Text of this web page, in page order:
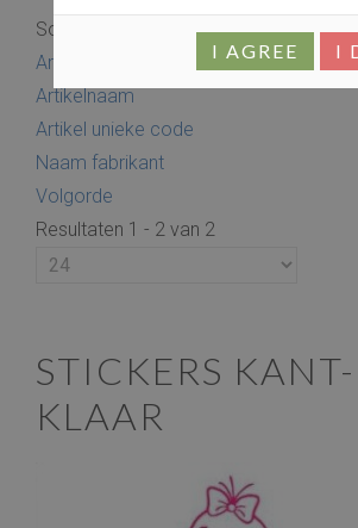
Sorteren op
Artikel categorie Oplopende volgorde
Artikelnaam
Artikel unieke code
Naam fabrikant
Volgorde
Resultaten 1 - 2 van 2
STICKERS
KLAAR
I AGREE I